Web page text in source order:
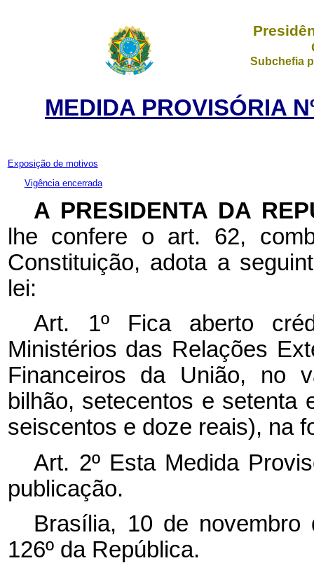
Subchefia
MEDIDA PROVISÓRIA
Exposição de motivos
Vigência encerrada
A PRESIDENTA DA
lhe confere o art. 62,
Constituição, adota a
lei:
Art. 1º Fica aberto
Ministérios das Relações
Financeiros da União, no
bilhão, setecentos e setenta
seiscentos e doze reais), na
Art. 2º Esta Medida
publicação.
Brasília, 10 de novembro
126º da República.